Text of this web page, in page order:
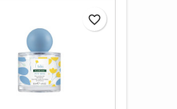
favorite_border